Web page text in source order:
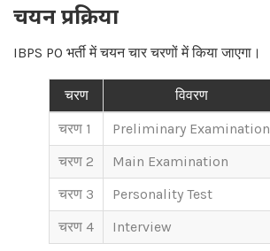
चयन प्रक्रिया
IBPS PO भर्ती में चयन चार चरणों में किया जाएगा।
चरण
विवरण
चरण 1
Preliminary Examination
चरण 2
Main Examination
चरण 3
Personality Test
चरण 4
Interview